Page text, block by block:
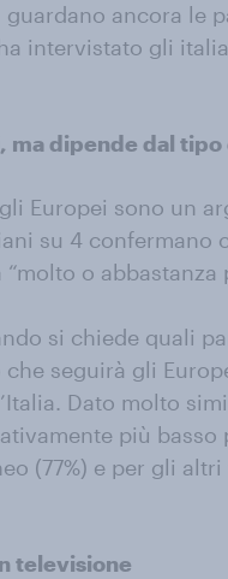
ancora le
intervistato gli
ma dipende dal
Europei sono un
su 4 confermano
o abbastanza
si chiede quali
seguirà gli
Dato molto
più basso
(77%) e per gli
televisione